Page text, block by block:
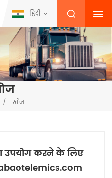
हिंदी
/ खोज
उपयोग करने के लिए